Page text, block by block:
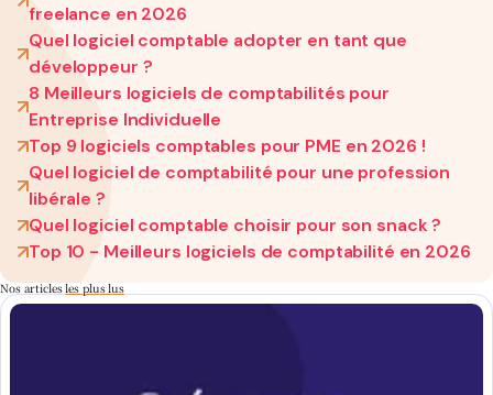
freelance en 2026
Quel logiciel comptable adopter en tant que
développeur ?
8 Meilleurs logiciels de comptabilités pour
Entreprise Individuelle
Top 9 logiciels comptables pour PME en 2026 !
Quel logiciel de comptabilité pour une profession
libérale ?
Quel logiciel comptable choisir pour son snack ?
Top 10 - Meilleurs logiciels de comptabilité en 2026
Nos articlesles plus lus